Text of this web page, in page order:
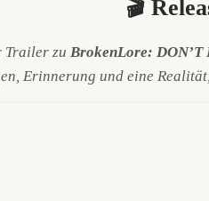
🎬
Trailer zu BrokenLore: DON’T
Erinnerung und eine